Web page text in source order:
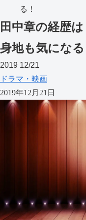
る！
田中章の経歴
身地も気になる
2019 12/21
ドラマ・映画
2019年12月21日